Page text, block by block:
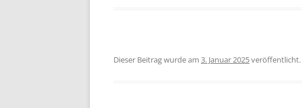
Dieser Beitrag wurde am 3. Januar 2025veröffentlicht.